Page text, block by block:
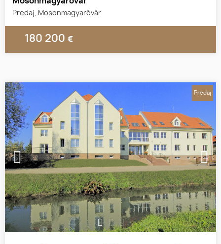
Predaj, Mosonmagyaróvár
180 200 €
1 2
Predaj